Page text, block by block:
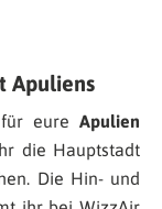
Apuliens
eure Apulien
die Hauptstadt
Die Hin- und